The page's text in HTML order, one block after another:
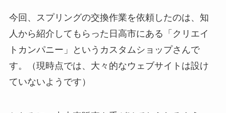
今回、スプリングの交換作業を依頼したのは、知
人から紹介してもらった日高市にある「クリエイ
トカンパニー」というカスタムショップさんで
す。（現時点では、大々的なウェブサイトは設け
ていないようです）